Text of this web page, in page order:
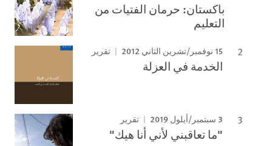
باكستان: حرمان الفتيات من
التعليم
15 نوفمبر/تشرين الثاني 2012 تقرير
الخدمة في العزلة
3 سبتمبر/أيلول 2019 تقرير
"ما تعاقبني لأني أنا هيك"